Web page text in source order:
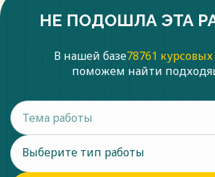
НЕ ПОДОШЛА ЭТА
В нашей базе78761 курсовых
поможем найти
Выберите тип работы